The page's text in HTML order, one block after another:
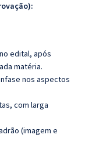
edital, após
matéria.
nos aspectos
com larga
(imagem e